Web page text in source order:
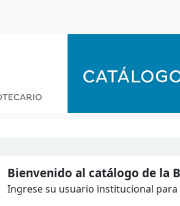
Bienvenido al catálogo de la
Ingrese su usuario institucional para